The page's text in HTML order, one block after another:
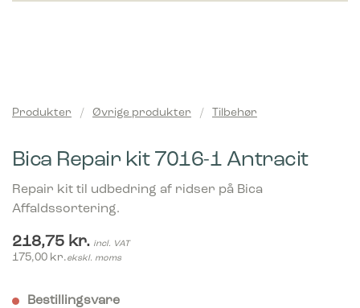
Produkter / Øvrige produkter / Tilbehør
Bica Repair kit 7016-1 Antracit
Repair kit til udbedring af ridser på Bica
Affaldssortering.
218,75 kr. incl. VAT
175,00 kr.ekskl. moms
Bestillingsvare